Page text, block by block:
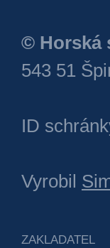
© Horská
543 51
ID
Vyrobil
ZAKLADATEL